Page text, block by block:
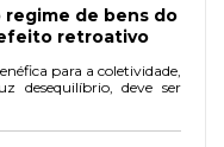
regime de bens do
retroativo
para a coletividade,
desequilíbrio, deve ser